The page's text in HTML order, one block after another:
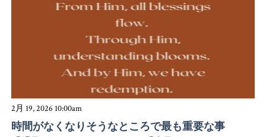
2月 19, 2026 10:00am
時間がなくなりそうなところで最も重要な事